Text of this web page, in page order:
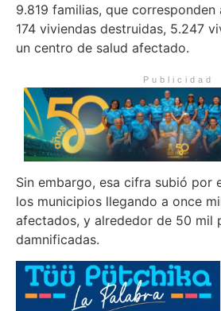
9.819 familias, que corresponden
174 viviendas destruidas, 5.247
un centro de salud afectado.
Publicidad
Sin embargo, esa cifra subió por
los municipios llegando a once
afectados, y alrededor de 50 mil
damnificadas.